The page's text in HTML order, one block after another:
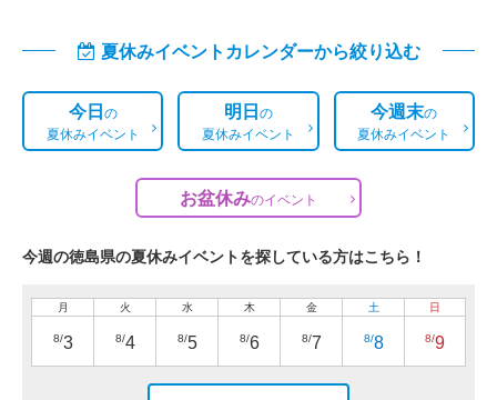
夏休みイベントカレンダーから絞り込む
今日の
夏休みイベント
明日の
夏休みイベント
今週末の
夏休みイベント
お盆休みのイベント
今週の徳島県の夏休みイベントを探している方はこちら！
月
8/3
火
8/4
水
8/5
木
8/6
金
8/7
土
8/8
日
8/9